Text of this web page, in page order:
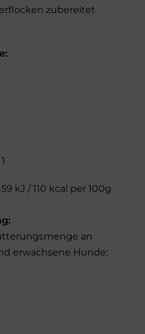
zubereitet
kJ / 110 kcal per 100g
an
erwachsene Hunde: